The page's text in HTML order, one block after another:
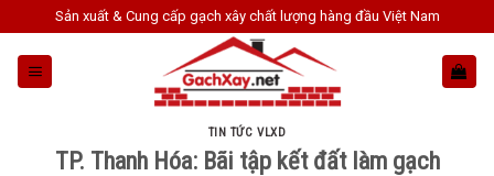
to
content
Sản xuất & Cung cấp gạch xây chất lượng hàng đầu Việt Nam
TIN TỨC VLXD
TP. Thanh Hóa: Bãi tập kết đất làm gạch